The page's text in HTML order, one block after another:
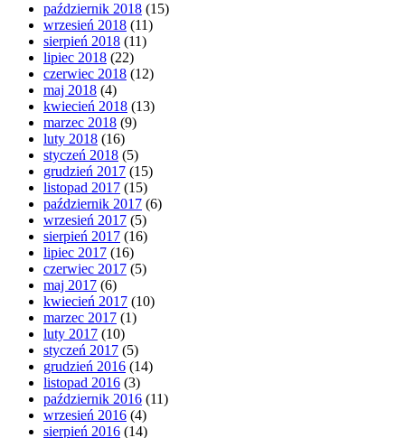
październik 2018 (15)
wrzesień 2018 (11)
sierpień 2018 (11)
lipiec 2018 (22)
czerwiec 2018 (12)
maj 2018 (4)
kwiecień 2018 (13)
marzec 2018 (9)
luty 2018 (16)
styczeń 2018 (5)
grudzień 2017 (15)
listopad 2017 (15)
październik 2017 (6)
wrzesień 2017 (5)
sierpień 2017 (16)
lipiec 2017 (16)
czerwiec 2017 (5)
maj 2017 (6)
kwiecień 2017 (10)
marzec 2017 (1)
luty 2017 (10)
styczeń 2017 (5)
grudzień 2016 (14)
listopad 2016 (3)
październik 2016 (11)
wrzesień 2016 (4)
sierpień 2016 (14)